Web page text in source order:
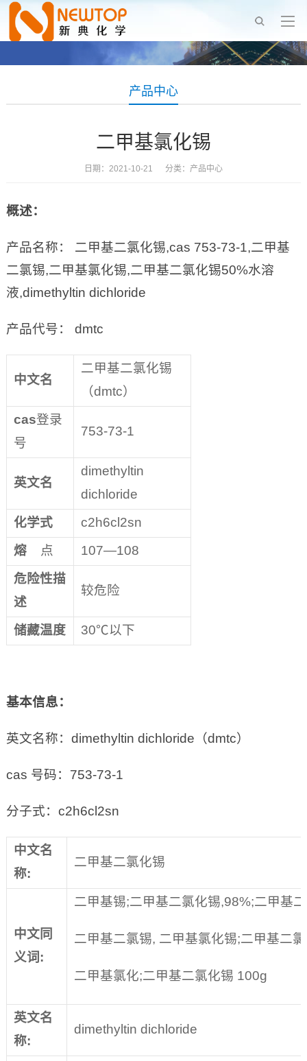
产品中心
二甲基氯化锡
日期：2021-10-21 分类： 产品中心
概述：
产品名称： 二甲基二氯化锡,cas 753-73-1,二甲基
二氯锡,二甲基氯化锡,二甲基二氯化锡50%水溶
液,dimethyltin dichloride
产品代号： dmtc
中文名
二甲基二氯化锡
（dmtc）
cas登录
号
753-73-1
英文名
dimethyltin
dichloride
化学式
c2h6cl2sn
熔点
107—108
危险性描
述
较危险
储藏温度 30℃以下
基本信息：
英文名称：dimethyltin dichloride（dmtc）
cas 号码：753-73-1
分子式：c2h6cl2sn
中文名
称:
二甲基二氯化锡
中文同
义词:
二甲基锡;二甲基二氯化锡,98%;二甲基
二甲基二氯锡, 二甲基氯化锡;二甲基二
二甲基氯化;二甲基二氯化锡 100g
英文名
称:
dimethyltin dichloride